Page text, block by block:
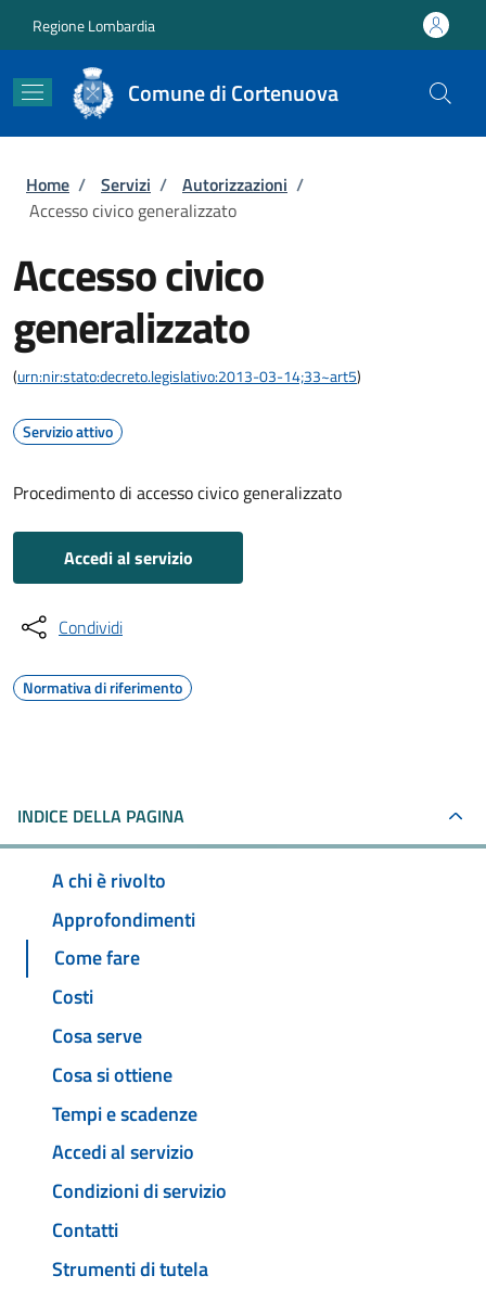
Regione Lombardia
Comune di Cortenuova
Briciole di pane
Home / Servizi / Autorizzazioni /
Accesso civico generalizzato
Accesso civico
generalizzato
(urn:nir:stato:decreto.legislativo:2013-03-14;33~art5)
Servizio attivo
Procedimento di accesso civico generalizzato
Accedi al servizio
Condividi
Normativa di riferimento
INDICE DELLA PAGINA
A chi è rivolto
Approfondimenti
Come fare
Costi
Cosa serve
Cosa si ottiene
Tempi e scadenze
Accedi al servizio
Condizioni di servizio
Contatti
Strumenti di tutela